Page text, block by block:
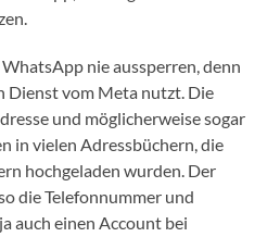
nie aussperren, denn
Dienst vom Meta nutzt. Die
und möglicherweise sogar
in vielen Adressbüchern, die
hochgeladen wurden. Der
die Telefonnummer und
auch einen Account bei